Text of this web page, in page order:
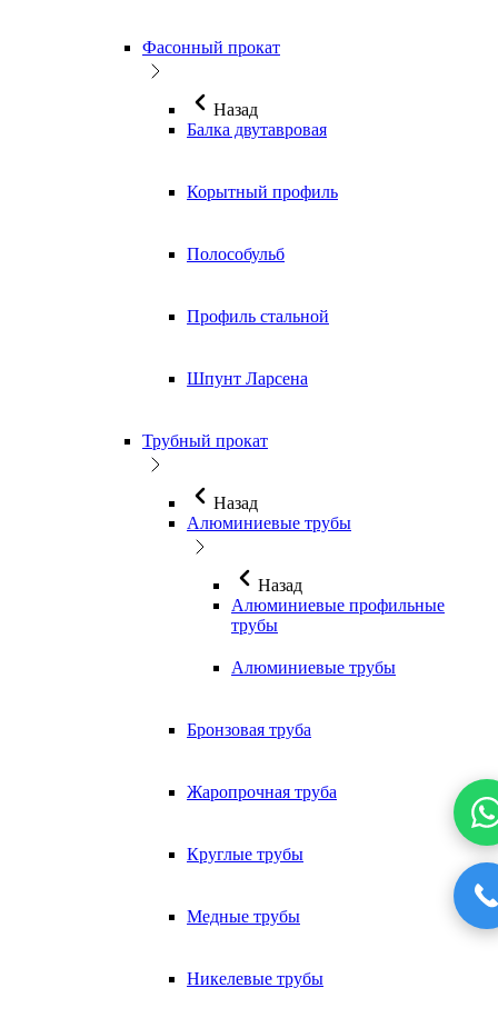
Фасонный прокат
Назад
Балка двутавровая
Корытный профиль
Полособульб
Профиль стальной
Шпунт Ларсена
Трубный прокат
Назад
Алюминиевые трубы
Назад
Алюминиевые профильные
трубы
Алюминиевые трубы
Бронзовая труба
Жаропрочная труба
Круглые трубы
Медные трубы
Никелевые трубы